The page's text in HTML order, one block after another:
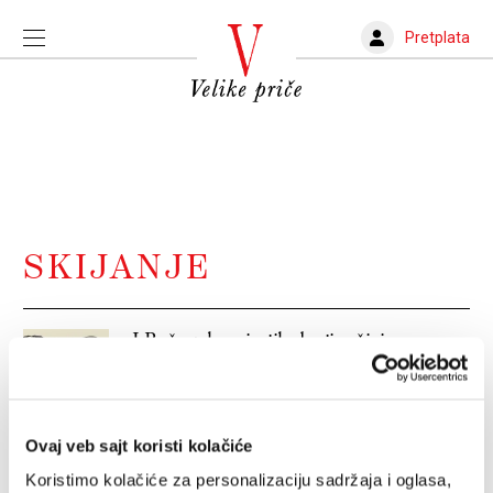
Ovaj veb sajt koristi kolačiće
Koristimo kolačiće za personalizaciju sadržaja i oglasa,
Pretplata
SKIJANJE
I Božo takav, i njih dvojica živi
Božo Koprivica je opisujući nogomet opisivao vlastiti
unutrašnji svijet. Fudbal je bio alegorija onog što je
moglo ni smjelo reći
Pobegnimo koji dan na Igre